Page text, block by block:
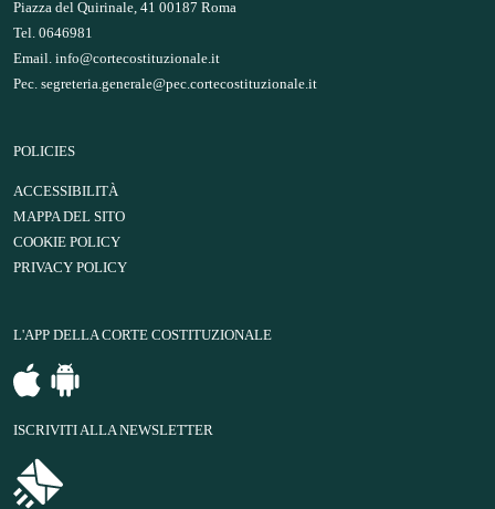
Piazza del Quirinale, 41 00187 Roma
Tel. 0646981
Email. info@cortecostituzionale.it
Pec. segreteria.generale@pec.cortecostituzionale.it
POLICIES
ACCESSIBILITÀ
MAPPA DEL SITO
COOKIE POLICY
PRIVACY POLICY
L'APP DELLA CORTE COSTITUZIONALE
ISCRIVITI ALLA NEWSLETTER